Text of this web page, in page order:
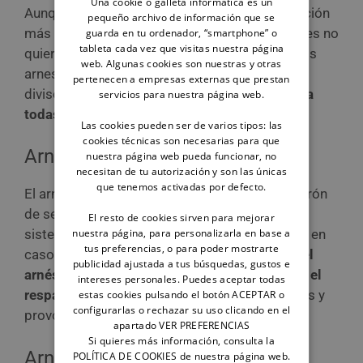
Aunque el transportín es probablemente la opción
más segura, existen otras maneras para quienes no
quieren que su animal viaje encerrado, como los
arneses de dos enganches, y también rejillas
divisorias para aumentar la seguridad. ¡Apunta
todas las opciones!
Arnés de un solo enganche
El arnés de un solo enganche se sujeta al cinturón
de seguridad del vehículo. Según la DGT, este
sistema no es muy recomendable, puesto que, en
caso de colisión,es probable que la hebilla del
arnés se rompa y el animal pueda chocar con el
respaldo del asiento, sufriendo lesiones graves y
provocándoselas también al conductor.
Arnés de dos enganches
pequeño archivo de información que se
guarda en tu ordenador, “smartphone” o
tableta cada vez que visitas nuestra página
web. Algunas cookies son nuestras y otras
pertenecen a empresas externas que prestan
servicios para nuestra página web.
Las cookies pueden ser de varios tipos: las
cookies técnicas son necesarias para que
nuestra página web pueda funcionar, no
necesitan de tu autorización y son las únicas
que tenemos activadas por defecto.
El resto de cookies sirven para mejorar
nuestra página, para personalizarla en base a
tus preferencias, o para poder mostrarte
publicidad ajustada a tus búsquedas, gustos e
intereses personales. Puedes aceptar todas
estas cookies pulsando el botón ACEPTAR o
configurarlas o rechazar su uso clicando en el
apartado VER PREFERENCIAS
Si quieres más información, consulta la
POLÍTICA DE COOKIES de nuestra página web.